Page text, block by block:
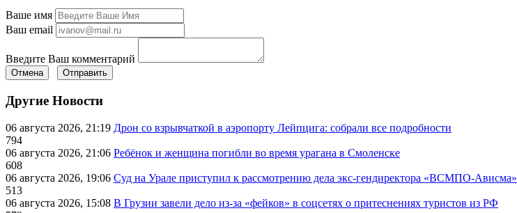
Ваше имя
Ваш email
Введите Ваш комментарий
Отмена Отправить
Другие Новости
06 августа 2026, 21:19 Дрон со взрывчаткой в аэропорту Лейпцига: собрали все подробности
794
06 августа 2026, 21:06 Ребёнок и женщина погибли во время урагана в Смоленске
608
06 августа 2026, 19:06 Суд на Урале приступил к рассмотрению дела экс-гендиректора «ВСМПО-Ависма»
513
06 августа 2026, 15:08 В Грузии завели дело из-за «фейков» в соцсетях о притеснениях туристов из РФ